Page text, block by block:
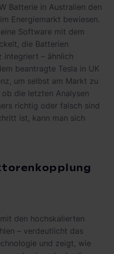
Batterie in Australien den
Energiemarkt bewiesen.
Software mit dem
die Batterien
integriert – ähnlich
beantragte Tesla in UK
um selbst am Markt zu
die letzten Analysen
richtig oder falsch sind
ist, kann man sich
den hochskalierten
– verdeutlicht das
und zeigt, wie